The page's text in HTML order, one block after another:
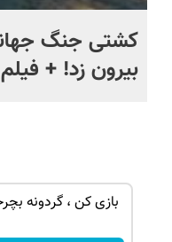
کشتی‌ جنگ
بیرون زد! + فیلم